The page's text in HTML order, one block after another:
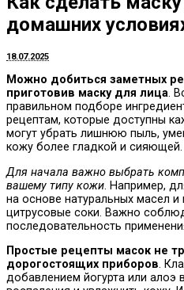
домашних
18.07.2025
Можно добиться заметных
приготовив маску для лица.
правильном подборе
рецептам, которые доступны
могут убрать лишнюю пыль,
кожу более гладкой и сияющей.
Для начала важно выбрать
вашему типу кожи. Например,
на основе натуральных масел
цитрусовые соки. Важно
последовательность
Простые рецепты масок не
дорогостоящих приборов.
добавлением йогурта или алоэ